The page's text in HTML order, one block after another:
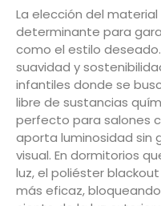
La elección del
determinante para
como el estilo
suavidad y
infantiles donde se
libre de sustancias
perfecto para salones
aporta luminosidad sin
visual. En dormitorios
luz, el poliéster
más eficaz,